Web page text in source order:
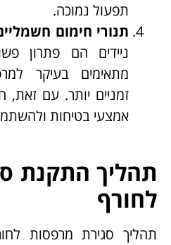
תפעול נמוכה.
תנורי חימום
ניידים הם פתרון
מתאימים בעיקר
זמניים יותר. עם
אמצעי בטיחות
תהליך התקנת
לחורף
תהליך סגירת מרפסות